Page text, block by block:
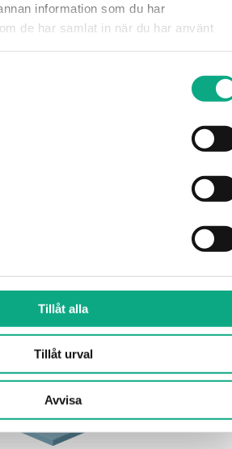
information som du har
de har samlat in när du har använt
Tillåt alla
Tillåt urval
Avvisa